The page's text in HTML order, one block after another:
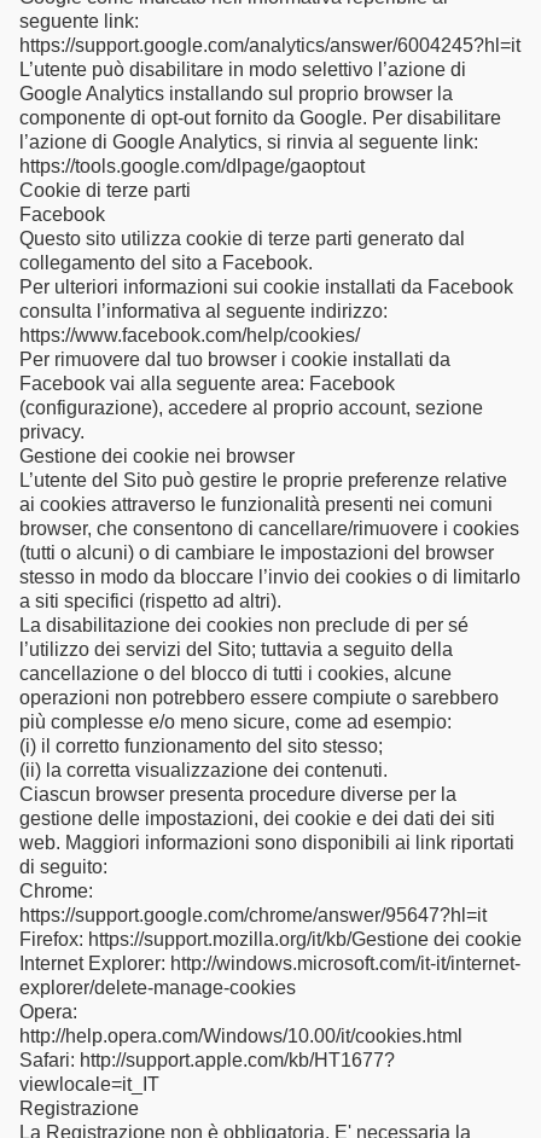
seguente link:
https://support.google.com/analytics/answer/6004245?hl=it
L’utente può disabilitare in modo selettivo l’azione di
Google Analytics installando sul proprio browser la
componente di opt-out fornito da Google. Per disabilitare
l’azione di Google Analytics, si rinvia al seguente link:
https://tools.google.com/dlpage/gaoptout
Cookie di terze parti
Facebook
Questo sito utilizza cookie di terze parti generato dal
collegamento del sito a Facebook.
Per ulteriori informazioni sui cookie installati da Facebook
consulta l’informativa al seguente indirizzo:
https://www.facebook.com/help/cookies/
Per rimuovere dal tuo browser i cookie installati da
Facebook vai alla seguente area: Facebook
(configurazione), accedere al proprio account, sezione
privacy.
Gestione dei cookie nei browser
L’utente del Sito può gestire le proprie preferenze relative
ai cookies attraverso le funzionalità presenti nei comuni
browser, che consentono di cancellare/rimuovere i cookies
(tutti o alcuni) o di cambiare le impostazioni del browser
stesso in modo da bloccare l’invio dei cookies o di limitarlo
a siti specifici (rispetto ad altri).
La disabilitazione dei cookies non preclude di per sé
l’utilizzo dei servizi del Sito; tuttavia a seguito della
cancellazione o del blocco di tutti i cookies, alcune
operazioni non potrebbero essere compiute o sarebbero
più complesse e/o meno sicure, come ad esempio:
(i) il corretto funzionamento del sito stesso;
(ii) la corretta visualizzazione dei contenuti.
Ciascun browser presenta procedure diverse per la
gestione delle impostazioni, dei cookie e dei dati dei siti
web. Maggiori informazioni sono disponibili ai link riportati
di seguito:
Chrome:
https://support.google.com/chrome/answer/95647?hl=it
Firefox: https://support.mozilla.org/it/kb/Gestione dei cookie
Internet Explorer: http://windows.microsoft.com/it-it/internet-
explorer/delete-manage-cookies
Opera:
http://help.opera.com/Windows/10.00/it/cookies.html
Safari: http://support.apple.com/kb/HT1677?
viewlocale=it_IT
Registrazione
La Registrazione non è obbligatoria. E' necessaria la